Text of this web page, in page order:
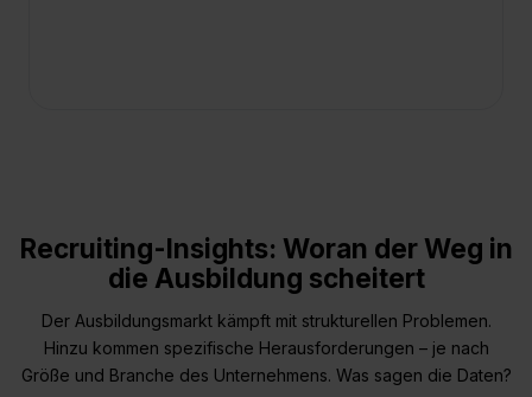
Recruiting-Insights: Woran der Weg in
die Ausbildung scheitert
Der Ausbildungsmarkt kämpft mit strukturellen Problemen.
Hinzu kommen spezifische Herausforderungen – je nach
Größe und Branche des Unternehmens. Was sagen die Daten?